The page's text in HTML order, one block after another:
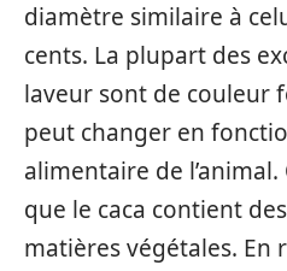
diamètre similaire à
cents. La plupart des
laveur sont de couleur
peut changer en
alimentaire de
que le caca contient
matières végétales. En